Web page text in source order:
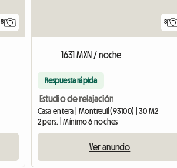
8 8
1631 MXN / noche
Respuesta rápida
Estudio de relajación
Casa entera | Montreuil (93100) | 30 M2
2 pers. | Mínimo 6 noches
Ver anuncio